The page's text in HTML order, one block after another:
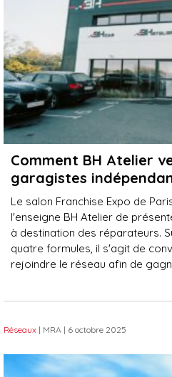
Comment BH Atelier
garagistes
Le salon Franchise Expo de
l'enseigne BH Atelier de
à destination des réparateurs.
quatre formules, il s'agit de
rejoindre le réseau afin de
Réseaux | MRA | 6 octobre 2025